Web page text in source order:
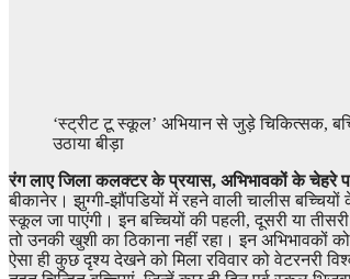
‘स्ट्रीट टू स्कूल’ अभियान से जुड़े चिकित्सक,
उठाया बीड़ा
रंग लाए जिला कलक्टर के प्रयास, अभिभावकों के चेहरे
बीकानेर। झुग्गी-झौंपडियों में रहने वाली चालीस
स्कूल जा पाएंगी। इन बच्चियों की पहली, दूसरी या
तो उनकी खुशी का ठिकाना नहीं रहा। इन अभिभावकों
ऐसा ही कुछ दृश्य देखने को मिला रविवार को वेटरनरी